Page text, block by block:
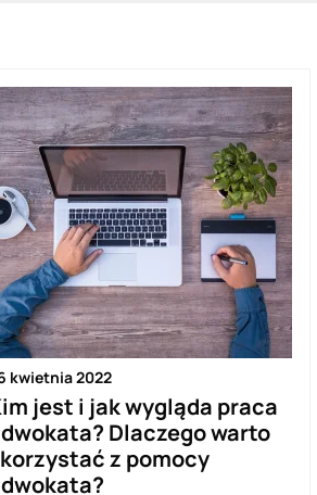
kwietnia 2022
jest i jak wygląda praca
Dlaczego warto
z pomocy